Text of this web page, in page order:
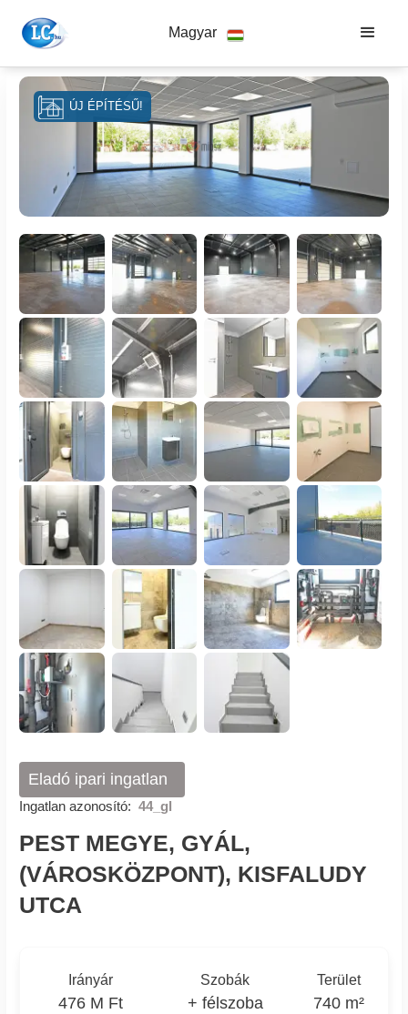
Magyar
ÚJ ÉPÍTÉSŰ!
Eladó ipari ingatlan
Ingatlan azonosító: 44_gl
PEST MEGYE, GYÁL,
(VÁROSKÖZPONT), KISFALUDY
UTCA
Irányár
476 M Ft
Szobák
+ félszoba
Terület
740 m²